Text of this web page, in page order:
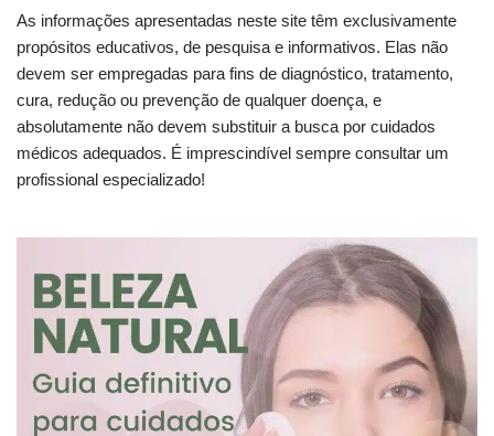
As informações apresentadas neste site têm exclusivamente
propósitos educativos, de pesquisa e informativos. Elas não
devem ser empregadas para fins de diagnóstico, tratamento,
cura, redução ou prevenção de qualquer doença, e
absolutamente não devem substituir a busca por cuidados
médicos adequados. É imprescindível sempre consultar um
profissional especializado!